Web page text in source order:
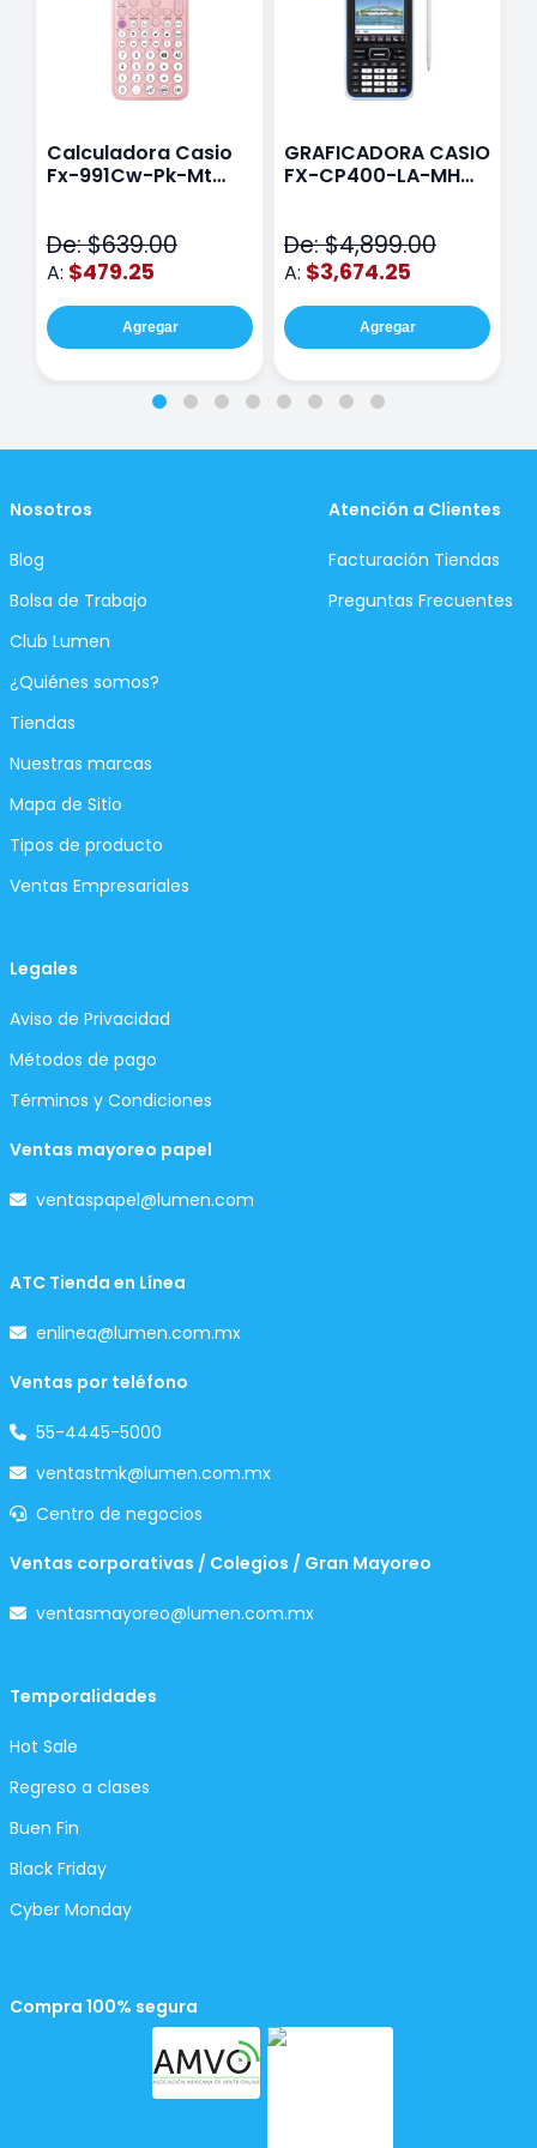
Calculadora Casio
Fx-991Cw-Pk-Mt
De: $639.00
A: $479.25
Agregar
GRAFICADORA CASIO
FX-CP400-LA-MH
De: $4,899.00
A: $3,674.25
Agregar
Nosotros
Blog
Bolsa de Trabajo
Club Lumen
¿Quiénes somos?
Tiendas
Nuestras marcas
Mapa de Sitio
Tipos de producto
Ventas Empresariales
Atención a Clientes
Facturación Tiendas
Preguntas Frecuentes
Legales
Aviso de Privacidad
Métodos de pago
Términos y Condiciones
Ventas mayoreo papel
ventaspapel@lumen.com
ATC Tienda en Línea
enlinea@lumen.com.mx
Ventas por teléfono
55-4445-5000
ventastmk@lumen.com.mx
Centro de negocios
Ventas corporativas / Colegios / Gran Mayoreo
ventasmayoreo@lumen.com.mx
Temporalidades
Hot Sale
Regreso a clases
Buen Fin
Black Friday
Cyber Monday
Compra 100% segura